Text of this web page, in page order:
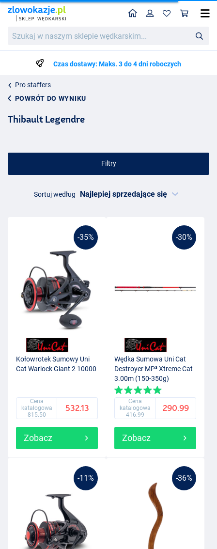
w
wędkarskim...
HomeProfil
Czas dostawy: Maks. 3 do 4 dni roboczych
Pro staffers
POWRÓT DO WYNIKU
Thibault Legendre
Filtry
Sortuj według
-35%
Kołowrotek Sumowy Uni
Cat Warlock Giant 2 10000
Cena
katalogowa
815.50
532.13
Zobacz
-30%
Wędka Sumowa Uni Cat
Destroyer MP³ Xtreme Cat
3.00m (150-350g)
Cena
katalogowa
416.99
290.99
Zobacz
-11% -36%